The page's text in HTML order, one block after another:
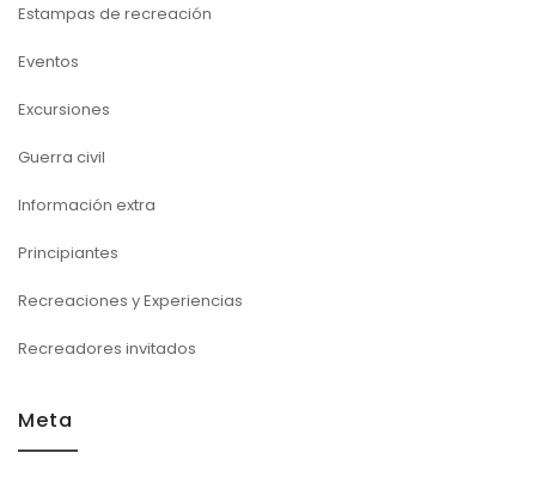
Estampas de recreación
Eventos
Excursiones
Guerra civil
Información extra
Principiantes
Recreaciones y Experiencias
Recreadores invitados
Meta